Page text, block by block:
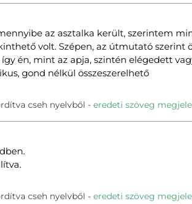
az asztalka került, szerintem
volt. Szépen, az útmutató szerint
én, mint az apja, szintén elégedett
gond nélkül összeszerelhető
cseh nyelvből eredeti szöveg
cseh nyelvből eredeti szöveg